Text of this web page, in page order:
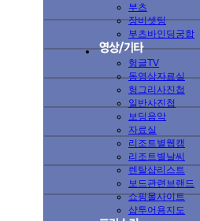
부츠
장비셋팅
부츠바인딩궁합
헝글TV
동영상자료실
헝그리사진첩
일반사진첩
보딩음악
자료실
리조트별웹캠
리조트별날씨
렌탈샵리스트
보드관련브랜드
쇼핑몰사이트
샵투어용지도